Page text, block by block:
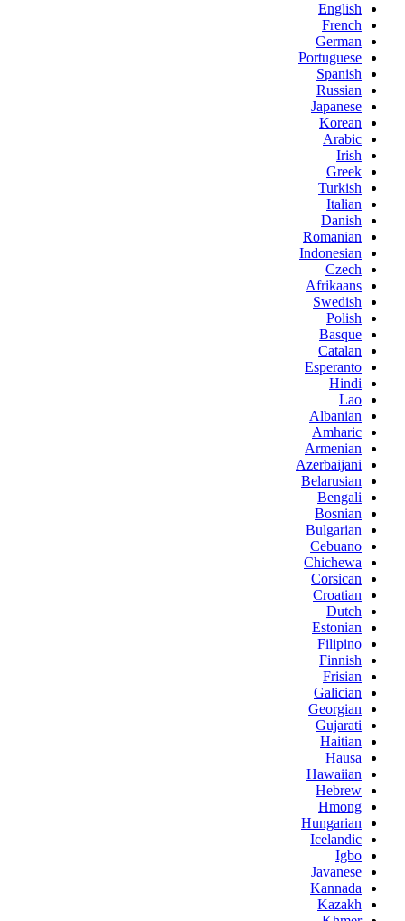
English
French
German
Portuguese
Spanish
Russian
Japanese
Korean
Arabic
Irish
Greek
Turkish
Italian
Danish
Romanian
Indonesian
Czech
Afrikaans
Swedish
Polish
Basque
Catalan
Esperanto
Hindi
Lao
Albanian
Amharic
Armenian
Azerbaijani
Belarusian
Bengali
Bosnian
Bulgarian
Cebuano
Chichewa
Corsican
Croatian
Dutch
Estonian
Filipino
Finnish
Frisian
Galician
Georgian
Gujarati
Haitian
Hausa
Hawaiian
Hebrew
Hmong
Hungarian
Icelandic
Igbo
Javanese
Kannada
Kazakh